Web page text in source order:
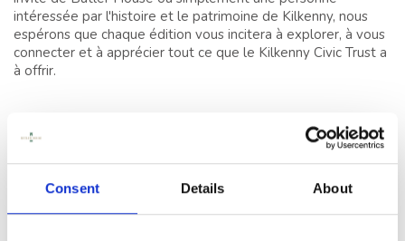
Consent Details About
SOMMEIL
CONFÉRENCES,
KILKENNY:
ACTIVITÉS
intéressée par l'histoire et le patrimoine de Kilkenny, nous
espérons que chaque édition vous incitera à explorer, à vous
connecter et à apprécier tout ce que le Kilkenny Civic Trust a
à offrir.
PREMIÈRE ÉDITION
CIVIC TIMES – ÉTÉ/AUTOMNE
2026
Une collection saisonnière d'histoires, d'événements et de